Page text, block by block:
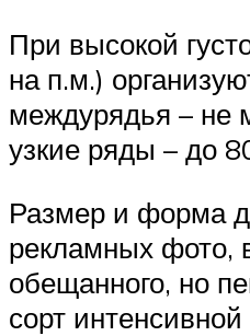
При высокой
на п.м.)
междурядья – не
узкие ряды – до
Размер и форма
рекламных фото,
обещанного, но
сорт интенсивной